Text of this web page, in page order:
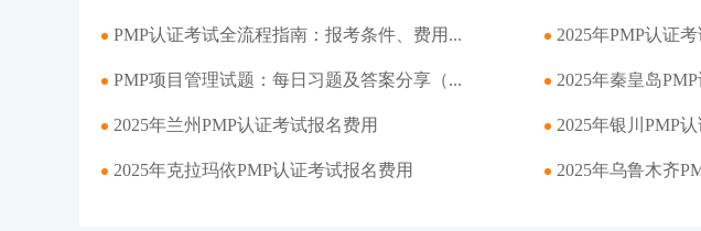
PMP认证考试全流程指南：报考条件、费用... 2025年PMP认证
PMP项目管理试题：每日习题及答案分享（... 2025年秦皇岛
2025年兰州PMP认证考试报名费用 2025年银川PMP
2025年克拉玛依PMP认证考试报名费用 2025年乌鲁木齐